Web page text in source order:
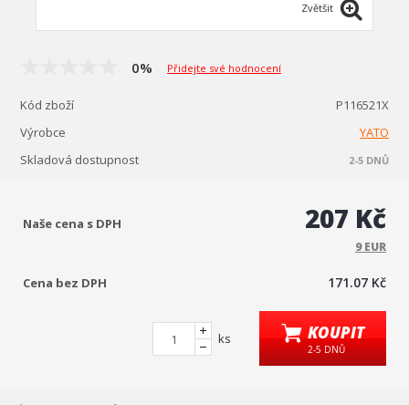
Zvětšit
0% Přidejte své hodnocení
Kód zboží
P116521X
Výrobce
YATO
Skladová dostupnost
2-5 DNŮ
Naše cena s DPH 207 Kč
9 EUR
Cena bez DPH 171.07 Kč
ks KOUPIT
2-5 DNŮ